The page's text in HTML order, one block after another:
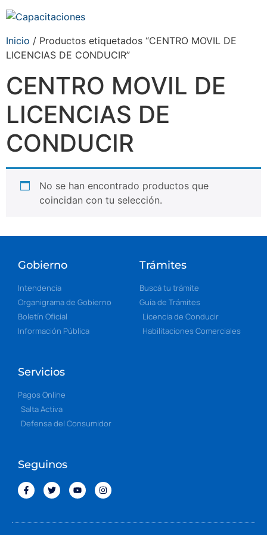
Inicio / Productos etiquetados “CENTRO MOVIL DE
LICENCIAS DE CONDUCIR”
CENTRO MOVIL DE
LICENCIAS DE
CONDUCIR
No se han encontrado productos que
coincidan con tu selección.
Gobierno
Intendencia
Organigrama de Gobierno
Boletín Oficial
Información Pública
Trámites
Buscá tu trámite
Guía de Trámites
Licencia de Conducir
Habilitaciones Comerciales
Servicios
Pagos Online
Salta Activa
Defensa del Consumidor
Seguinos